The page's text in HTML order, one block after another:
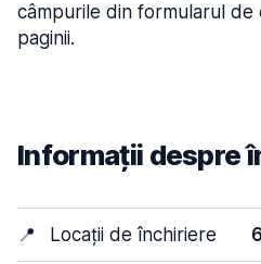
câmpurile din formularul de
paginii.
Informații despre
📍 Locații de închiriere